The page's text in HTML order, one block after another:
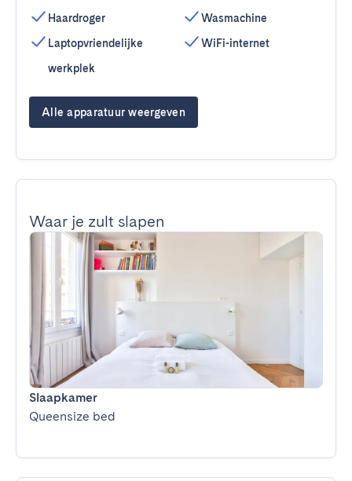
Haardroger
Laptopvriendelijke
werkplek
Wasmachine
WiFi-internet
Alle apparatuur weergeven
Waar je zult slapen
Slaapkamer
Queensize bed